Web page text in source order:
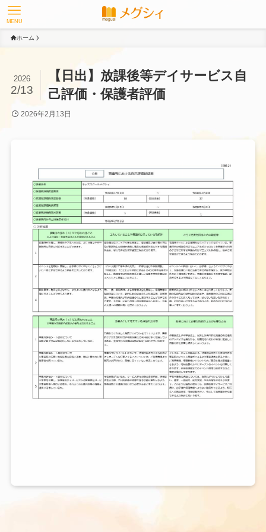
MENU
ホーム
【日出】放課後等デイサービス自
己評価・保護者評価
2026
2/13
2026年2月13日